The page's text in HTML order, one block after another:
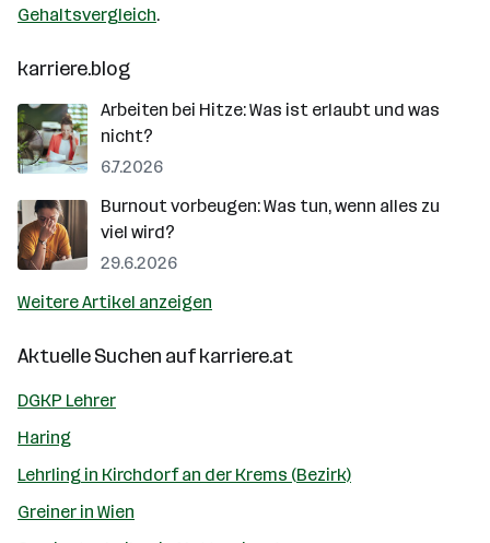
Gehaltsvergleich.
karriere.blog
Arbeiten bei Hitze: Was ist erlaubt und was
nicht?
6.7.2026
Burnout vorbeugen: Was tun, wenn alles zu
viel wird?
29.6.2026
Weitere Artikel anzeigen
Aktuelle Suchen aufkarriere.at
DGKP Lehrer
Haring
Lehrling in Kirchdorf an der Krems (Bezirk)
Greiner in Wien